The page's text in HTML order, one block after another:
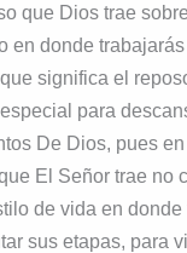
que Dios trae
en donde
significa el
para
De Dios, pues
El Señor trae no
de vida en
sus etapas, para